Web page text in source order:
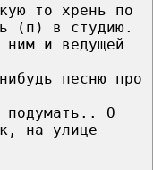
то хрень по
(п) в студию.
ним и ведущей
песню про
подумать.. О
на улице